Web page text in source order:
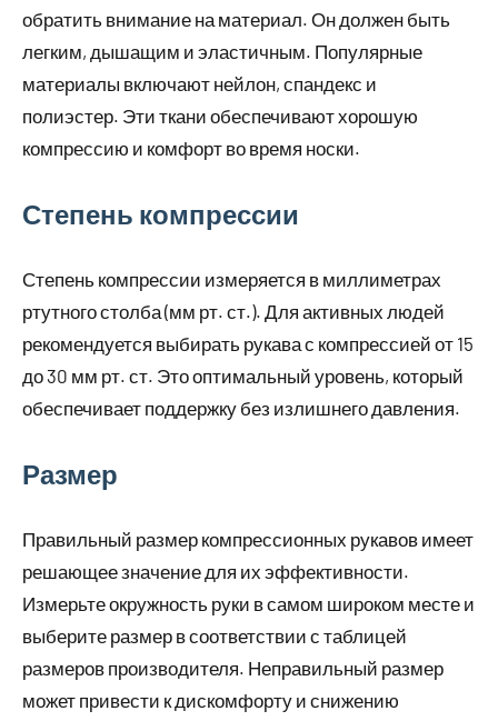
обратить внимание на материал. Он должен быть
легким, дышащим и эластичным. Популярные
материалы включают нейлон, спандекс и
полиэстер. Эти ткани обеспечивают хорошую
компрессию и комфорт во время носки.
Степень компрессии
Степень компрессии измеряется в миллиметрах
ртутного столба (мм рт. ст.). Для активных людей
рекомендуется выбирать рукава с компрессией от 15
до 30 мм рт. ст. Это оптимальный уровень, который
обеспечивает поддержку без излишнего давления.
Размер
Правильный размер компрессионных рукавов имеет
решающее значение для их эффективности.
Измерьте окружность руки в самом широком месте и
выберите размер в соответствии с таблицей
размеров производителя. Неправильный размер
может привести к дискомфорту и снижению